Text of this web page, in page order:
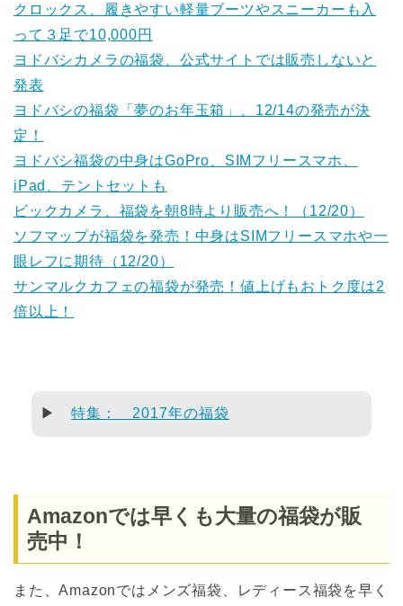
クロックス、履きやすい軽量ブーツやスニーカーも入
って３足で10,000円
ヨドバシカメラの福袋、公式サイトでは販売しないと
発表
ヨドバシの福袋「夢のお年玉箱」、12/14の発売が決
定！
ヨドバシ福袋の中身はGoPro、SIMフリースマホ、
iPad、テントセットも
ビックカメラ、福袋を朝8時より販売へ！（12/20）
ソフマップが福袋を発売！中身はSIMフリースマホや一
眼レフに期待（12/20）
サンマルクカフェの福袋が発売！値上げもおトク度は2
倍以上！
▶ 特集： 2017年の福袋
Amazonでは早くも大量の福袋が販
売中！
また、Amazonではメンズ福袋、レディース福袋を早く